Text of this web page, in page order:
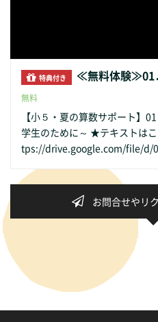
特典付き ≪無料体験≫01．約
無料
【小５・夏の算数サポート
学生のために～ ★テキストはこちらより入手して下さい。 ht
tps://drive.google.com/file/d/
夏期講習での学習内容を短時間
す。 ※Sapixのテキストの解説授業
は受けたけれども、内容が頭
は理解していると思っていた
完全に忘れてしまっていた。
が多く、上のクラスに上がるため
た生徒さんにお勧めです。 ９月以降本格的に難しくなる受験
算数の基礎部分が散りばめら
お問合せやリ